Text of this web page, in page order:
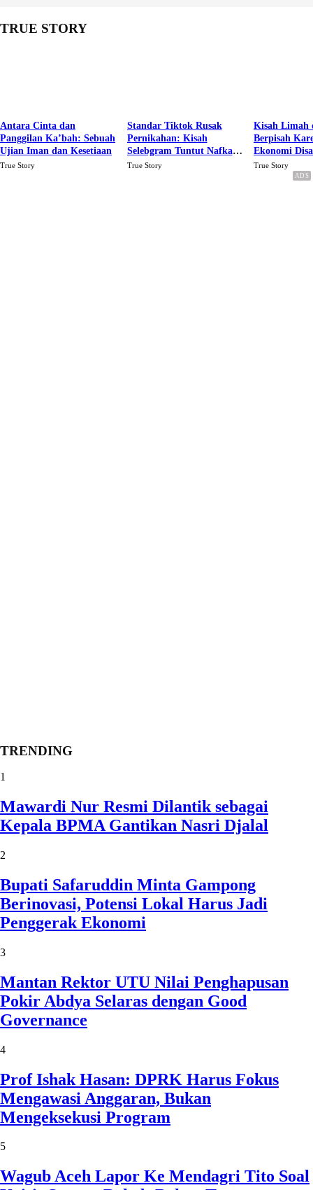
TRUE STORY
Antara Cinta dan
Panggilan Ka’bah: Sebuah
Ujian Iman dan Kesetiaan
True Story
Standar Tiktok Rusak
Pernikahan: Kisah
Selebgram Tuntut Nafkah
Rp.15 Juta Perbulan
True Story
Kisah Limah
Berpisah
Ekonomi
Karena Cinta
True Story
TRENDING
1
Mawardi Nur Resmi Dilantik sebagai
Kepala BPMA Gantikan Nasri Djalal
2
Bupati Safaruddin Minta Gampong
Berinovasi, Potensi Lokal Harus Jadi
Penggerak Ekonomi
3
Mantan Rektor UTU Nilai Penghapusan
Pokir Abdya Selaras dengan Good
Governance
4
Prof Ishak Hasan: DPRK Harus Fokus
Mengawasi Anggaran, Bukan
Mengeksekusi Program
5
Wagub Aceh Lapor Ke Mendagri Tito Soal